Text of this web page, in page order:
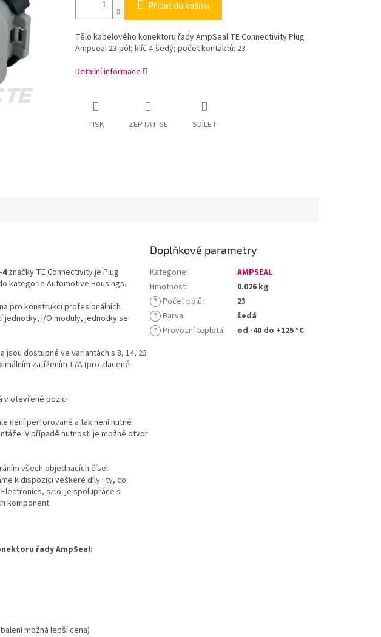
Přidat do košíku
Tělo kabelového konektoru řady AmpSeal TE Connectivity Plug
Ampseal 23 pól; klíč 4-šedý; počet kontaktů: 23
Detailní informace
TISK ZEPTAT SE SDÍLET
4značky TE Connectivity je Plug
kategorie Automotive Housings.
pro konstrukci profesionálních
I/O moduly, jednotky se
jsou dostupné ve variantách s 8, 14, 23
zatížením 17A (pro zlacené
v otevřené pozici.
není perforované a tak není nutné
V případě nutnosti je možné otvor
všech objednacích čísel
k dispozici veškeré díly i ty, co
s.r.o. je spolupráce s
komponent.
řady AmpSeal:
možná lepší cena)
Doplňkové parametry
Kategorie:
AMPSEAL
Hmotnost:
0.026 kg
? Počet pólů:
23
? Barva:
šedá
? Provozní teplota: od -40 do +125 °C